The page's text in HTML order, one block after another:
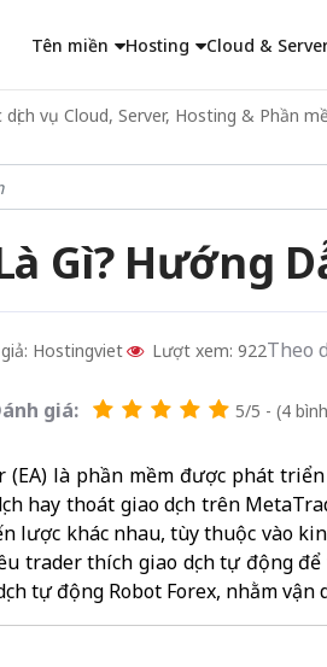
Tên miền Hosting Cloud &
dịch vụ Cloud, Server, Hosting & Phần
Gì? Hướng
Hostingviet Lượt xem: 922Theo
giá: 5/5 - (4
(EA) là phần mềm được phát
hay thoát giao dịch trên
lược khác nhau, tùy thuộc vào
trader thích giao dịch tự động
tự động Robot Forex, nhằm